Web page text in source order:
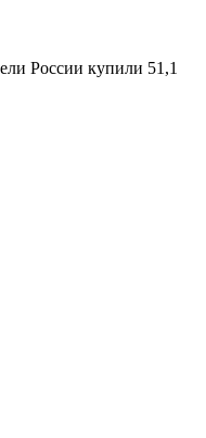
России купили 51,1